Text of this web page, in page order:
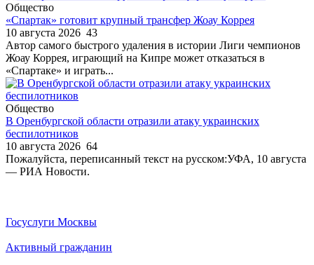
Общество
«Спартак» готовит крупный трансфер Жоау Коррея
10 августа 2026 43
Автор самого быстрого удаления в истории Лиги чемпионов
Жоау Коррея, играющий на Кипре может отказаться в
«Спартаке» и играть...
Общество
В Оренбургской области отразили атаку украинских
беспилотников
10 августа 2026 64
Пожалуйста, переписанный текст на русском:УФА, 10 августа
— РИА Новости.
Госуслуги Москвы
Активный гражданин